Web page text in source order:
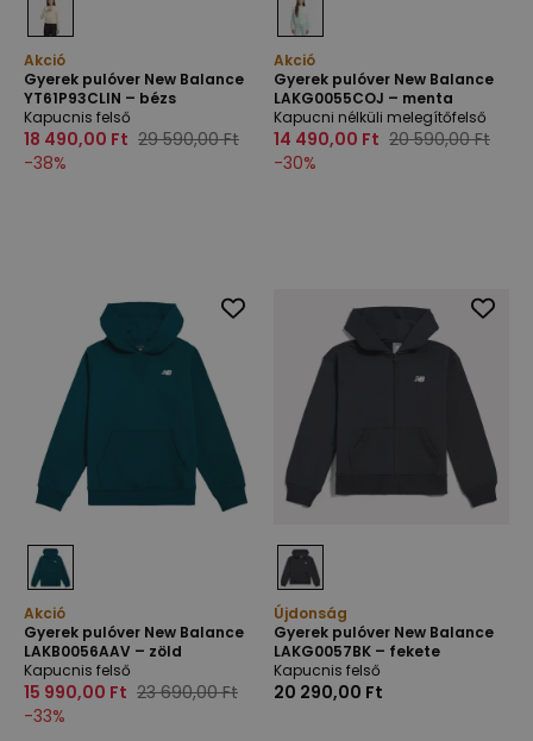
Akció
Gyerek pulóver New Balance
YT61P93CLIN – bézs
Kapucnis felső
18 490,00 Ft 29 590,00 Ft
-38%
Akció
Gyerek pulóver New Balance
LAKG0055COJ – menta
Kapucni nélküli melegítőfelső
14 490,00 Ft 20 590,00 Ft
-30%
Akció
Gyerek pulóver New Balance
LAKB0056AAV – zöld
Kapucnis felső
15 990,00 Ft 23 690,00 Ft
-33%
Újdonság
Gyerek pulóver New Balance
LAKG0057BK – fekete
Kapucnis felső
20 290,00 Ft